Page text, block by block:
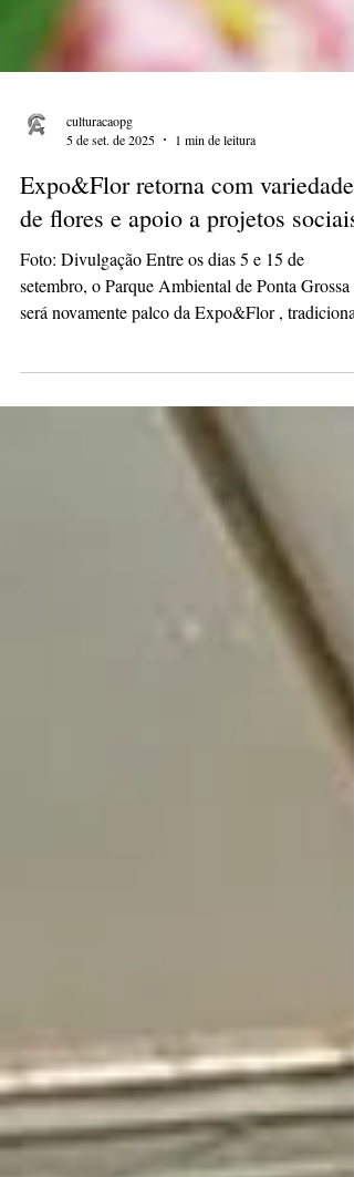
culturacaopg
5 de set. de 2025
1 min de leitura
Expo&Flor retorna com variedade
de flores e apoio a projetos sociais
Foto: Divulgação Entre os dias 5 e 15 de
será novamente palco da Expo&Flor ,